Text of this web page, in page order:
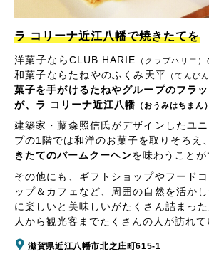
ラ コリーナ近江八幡で焼きたてを
洋菓子ならCLUB HARIE （クラブハリエ）
和菓子ならたねやのふくみ天平 （てんびん
菓子を手がけるたねやグループのフラ
が、ラ コリーナ近江八幡 （おうみはちまん）
建築家・藤森照信氏がデザインしたユ
プの1階では和洋のお菓子を取りそろえ
きたてのバームクーヘンを味わうことが
その他にも、ギフトショップやフード
ップ＆カフェなど、周囲の自然を活か
に楽しいと美味しいがたくさん詰まっ
人から観光客までたくさんの人が訪れて
滋賀県近江八幡市北之庄町615-1